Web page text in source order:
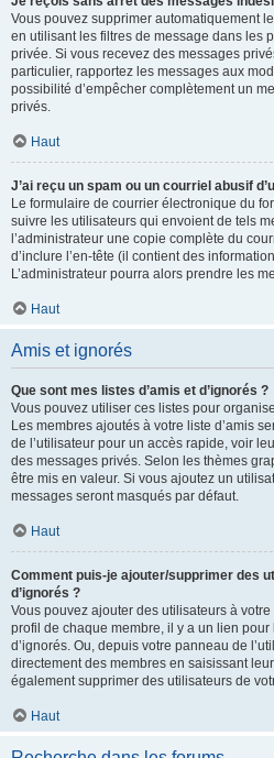
Vous pouvez supprimer automatiquement
en utilisant les filtres de message dans les
privée. Si vous recevez des messages
particulier, rapportez les messages aux
possibilité d’empêcher complètement un
privés.
Haut
J’ai reçu un spam ou un courriel abusif
Le formulaire de courrier électronique du
suivre les utilisateurs qui envoient de tels
l’administrateur une copie complète du
d’inclure l’en-tête (il contient des
L’administrateur pourra alors prendre les
Haut
Amis et ignorés
Que sont mes listes d’amis et d’ignorés ?
Vous pouvez utiliser ces listes pour
Les membres ajoutés à votre liste d’amis
de l’utilisateur pour un accès rapide, voir
des messages privés. Selon les thèmes
être mis en valeur. Si vous ajoutez un
messages seront masqués par défaut.
Haut
Comment puis-je ajouter/supprimer des
d’ignorés ?
Vous pouvez ajouter des utilisateurs à
profil de chaque membre, il y a un lien pour
d’ignorés. Ou, depuis votre panneau de
directement des membres en saisissant
également supprimer des utilisateurs de
Haut